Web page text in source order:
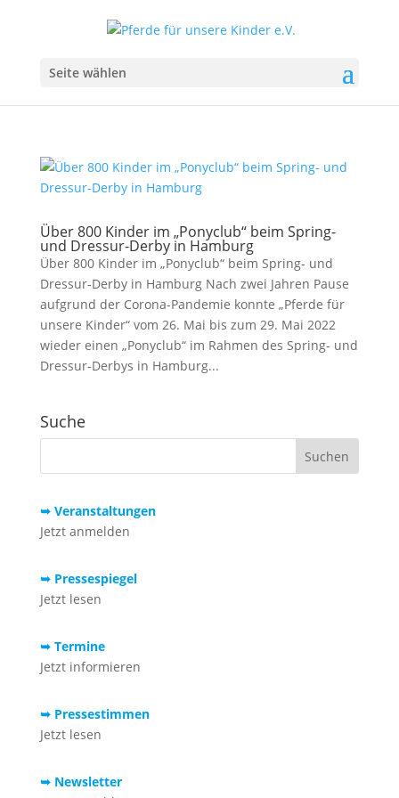
Seite wählen
Über 800 Kinder im „Ponyclub“ beim Spring-
und Dressur-Derby in Hamburg
Über 800 Kinder im „Ponyclub“ beim Spring- und
Dressur-Derby in Hamburg Nach zwei Jahren Pause
aufgrund der Corona-Pandemie konnte „Pferde für
unsere Kinder“ vom 26. Mai bis zum 29. Mai 2022
wieder einen „Ponyclub“ im Rahmen des Spring- und
Dressur-Derbys in Hamburg...
Suche
➥ Veranstaltungen
Jetzt anmelden
➥ Pressespiegel
Jetzt lesen
➥ Termine
Jetzt informieren
➥ Pressestimmen
Jetzt lesen
➥ Newsletter